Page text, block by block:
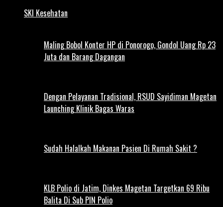
SKI Kesehatan
Maling Bobol Konter HP di Ponorogo, Gondol Uang Rp 23
Juta dan Barang Dagangan
Dengan Pelayanan Tradisional, RSUD Sayidiman Magetan
Launching Klinik Bagas Waras
Sudah Halalkah Makanan Pasien Di Rumah Sakit ?
KLB Polio di Jatim, Dinkes Magetan Targetkan 69 Ribu
Balita Di Sub PIN Polio